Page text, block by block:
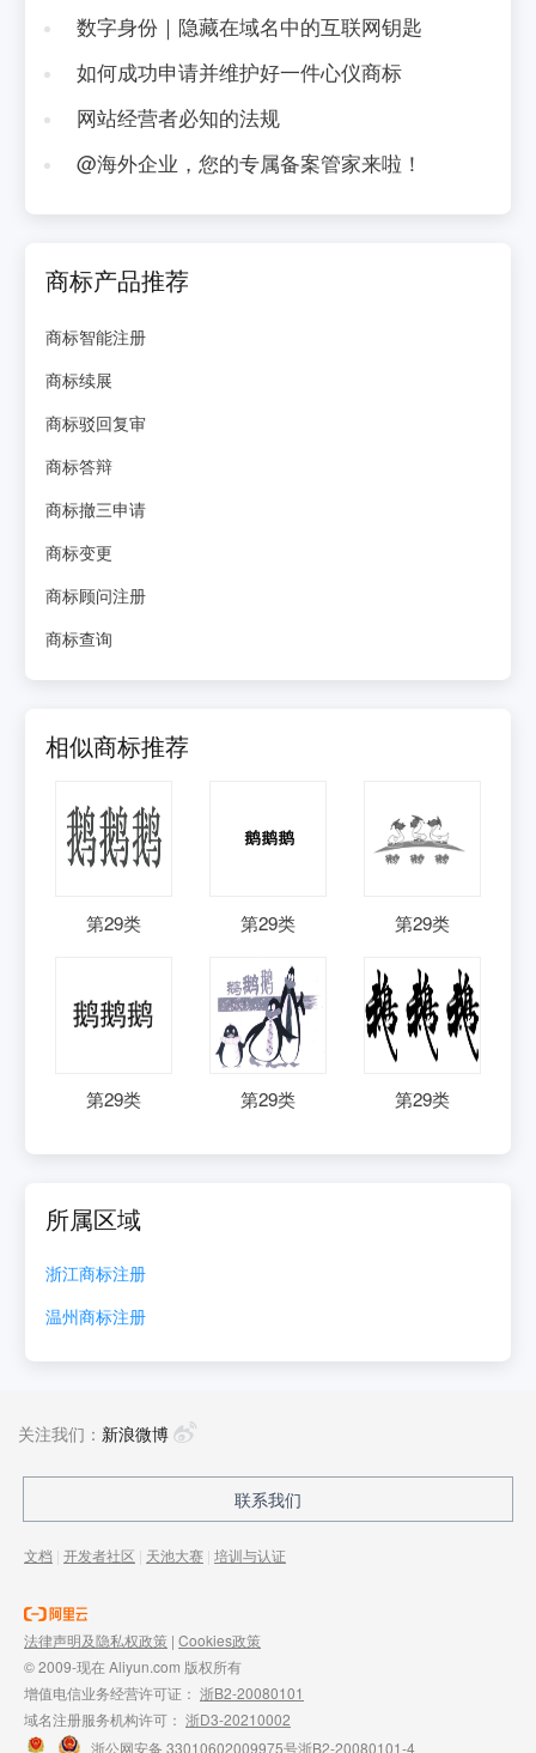
数字身份｜隐藏在域名中的互联网钥匙
如何成功申请并维护好一件心仪商标
网站经营者必知的法规
@海外企业，您的专属备案管家来啦！
商标产品推荐
商标智能注册
商标续展
商标驳回复审
商标答辩
商标撤三申请
商标变更
商标顾问注册
商标查询
相似商标推荐
第29类 第29类 第29类
第29类 第29类 第29类
所属区域
浙江商标注册
温州商标注册